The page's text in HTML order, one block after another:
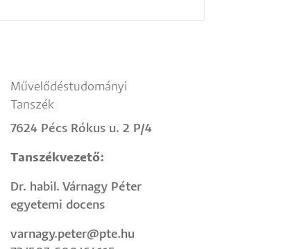
Művelődéstudományi
Tanszék
7624 Pécs Rókus u. 2 P/4
Tanszékvezető:
Dr. habil. Várnagy Péter
egyetemi docens
varnagy.peter@pte.hu